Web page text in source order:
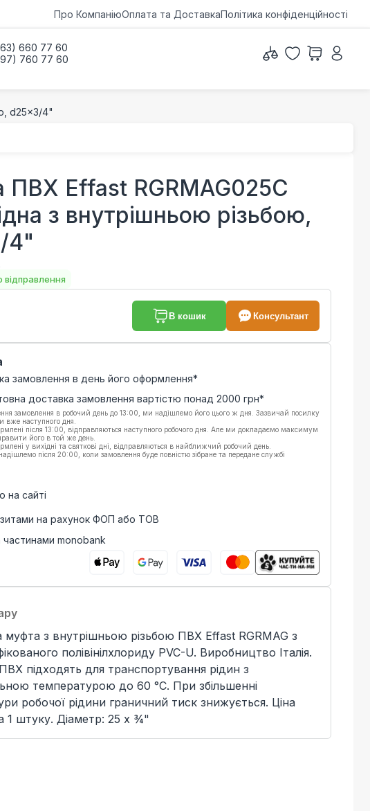
Про КомпаніюОплата та ДоставкаПолітика конфіденційності
660 77 60
760 77 60
d25x3/4"
ПВХ Effast RGRMAG025С
з внутрішньою різьбою,
4"
відправлення
В кошик Консультант
замовлення в день його оформлення*
доставка замовлення вартістю понад 2000 грн*
замовлення в робочий день до 13:00, ми надішлемо його цього ж дня. Зазвичай посилку
наступного дня.
після 13:00, відправляються наступного робочого дня. Але ми докладаємо максимум
його в той же день.
у вихідні та святкові дні, відправляються в найближчий робочий день.
після 20:00, коли замовлення буде повністю зібране та передане службі
на сайті
на рахунок ФОП або ТОВ
частинами monobank
муфта з внутрішньою різьбою ПВХ Effast RGRMAG з
полівінілхлориду PVC-U. Виробництво Італія.
підходять для транспортування рідин з
температурою до 60 °C. При збільшенні
робочої рідини граничний тиск знижується. Ціна
1 штуку. Діаметр: 25 x ¾"